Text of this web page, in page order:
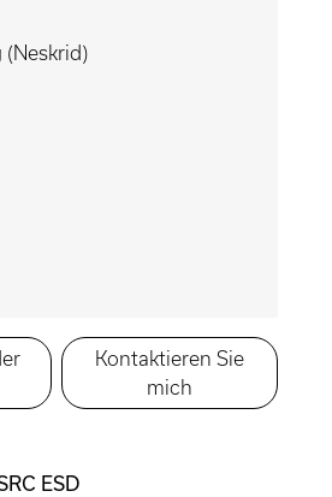
Kontaktieren Sie
mich
ESD